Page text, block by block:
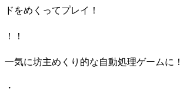
ドをめくってプレイ！
！！
一気に坊主めくり的な自動処理ゲームに！
・